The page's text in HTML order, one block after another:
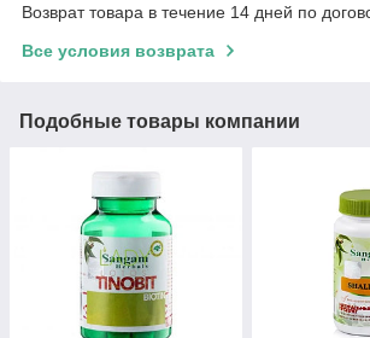
Возврат товара в течение 14 дней по
Все условия возврата
Подобные товары компании